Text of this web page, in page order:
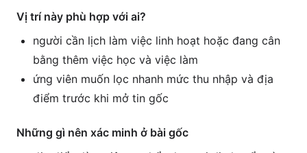
Vị trí này phù hợp với ai?
người cần lịch làm việc linh hoạt hoặc đang cân
bằng thêm việc học và việc làm
ứng viên muốn lọc nhanh mức thu nhập và địa
điểm trước khi mở tin gốc
Những gì nên xác minh ở bài gốc